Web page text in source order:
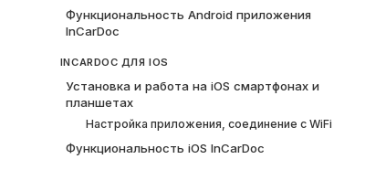
Функциональность Android приложения
InCarDoc
INCARDOC ДЛЯ IOS
Установка и работа на iOS смартфонах и
планшетах
Настройка приложения, соединение с WiFi
Функциональность iOS InCarDoc